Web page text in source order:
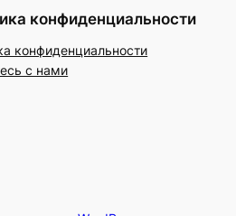
конфиденциальности
конфиденциальности
с нами